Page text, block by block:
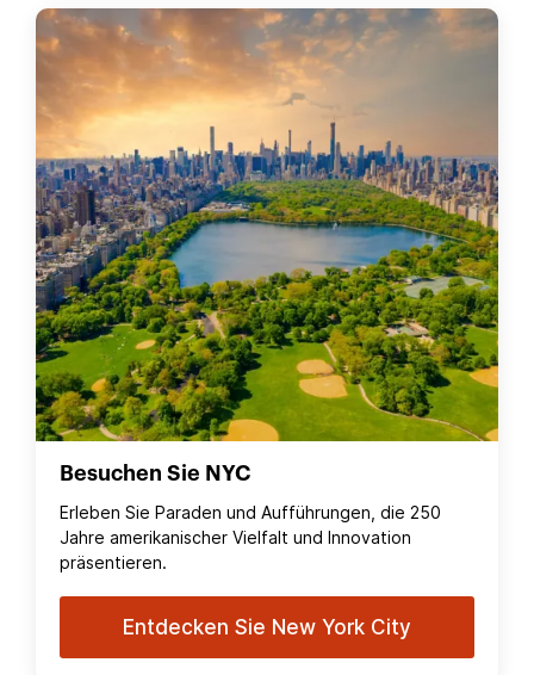
Besuchen Sie NYC
Erleben Sie Paraden und Aufführungen, die 250
Jahre amerikanischer Vielfalt und Innovation
präsentieren.
Entdecken Sie New York City